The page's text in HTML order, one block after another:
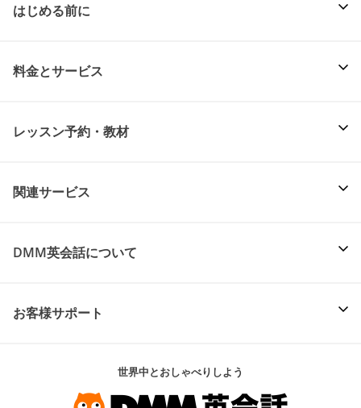
はじめる前に
料金とサービス
レッスン予約・教材
関連サービス
DMM英会話について
お客様サポート
世界中とおしゃべりしよう